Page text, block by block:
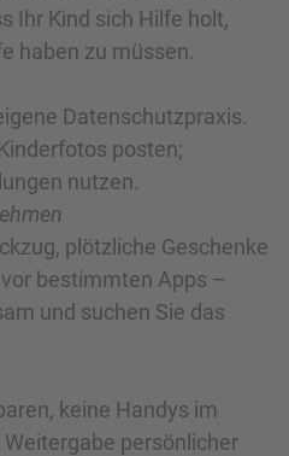
Ihr Kind sich Hilfe holt,
haben zu müssen.
Datenschutzpraxis.
posten;
nutzen.
plötzliche Geschenke
vor bestimmten Apps –
und suchen Sie das
keine Handys im
persönlicher